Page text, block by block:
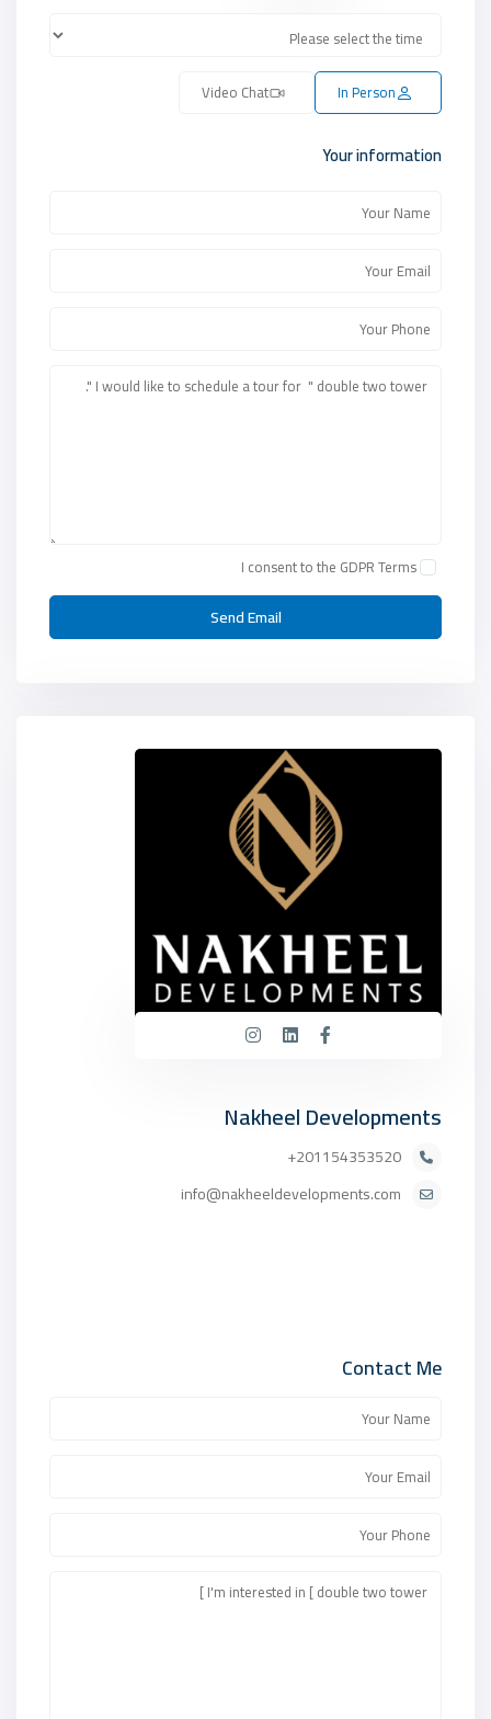
In Person
Video Chat
Your information
I consent to the GDPR Terms
Nakheel Developments
201154353520+
info@nakheeldevelopments.com
Contact Me